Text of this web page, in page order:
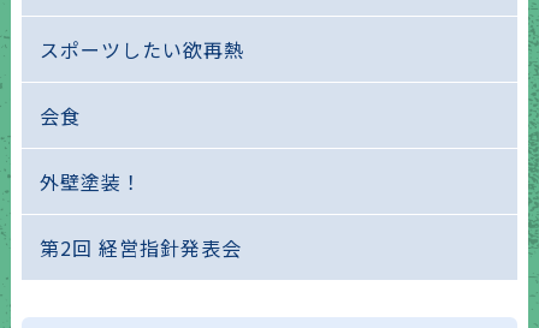
スポーツしたい欲再熱
会食
外壁塗装！
第2回 経営指針発表会